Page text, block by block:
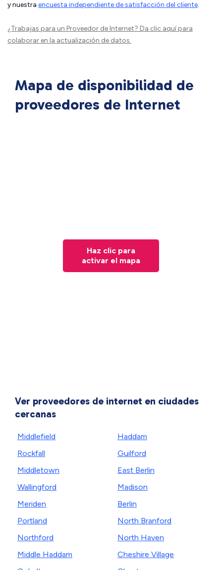
y nuestra encuesta independiente de satisfacción del cliente.
¿Trabajas para un Proveedor de Internet? Da clic aquípara
colaborar en la actualización de datos.
Mapa de disponibilidad de
proveedores de Internet
Haz clic para
activar el mapa
Ver proveedores de internet en ciudades
cercanas
Middlefield
Rockfall
Middletown
Wallingford
Meriden
Portland
Northford
Middle Haddam
Haddam
Guilford
East Berlin
Madison
Berlin
North Branford
North Haven
Cheshire Village